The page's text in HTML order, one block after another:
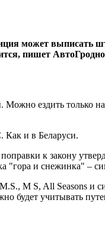
может выписать
пишет
Можно ездить только
Как и в Беларуси.
к закону
"гора и снежинка" –
M S, All Seasons и
будет учитывать